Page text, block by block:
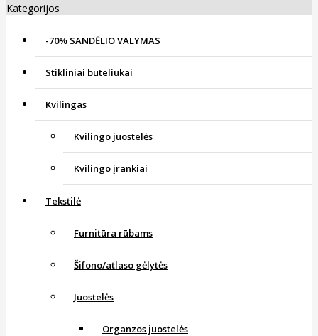
Kategorijos
-70% SANDĖLIO VALYMAS
Stikliniai buteliukai
Kvilingas
Kvilingo juostelės
Kvilingo įrankiai
Tekstilė
Furnitūra rūbams
Šifono/atlaso gėlytės
Juostelės
Organzos juostelės